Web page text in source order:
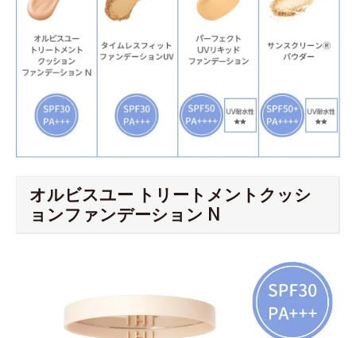
オルビスユー トリートメントクッシ
ョンファンデーション N